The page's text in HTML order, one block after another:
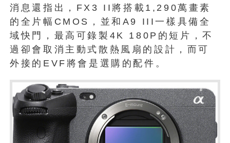
消息還指出，FX3 II將搭載1,290萬畫素
的全片幅CMOS，並和A9 III一樣具備全
域快門，最高可錄製4K 180P的短片，不
過卻會取消主動式散熱風扇的設計，而可
外接的EVF將會是選購的配件。